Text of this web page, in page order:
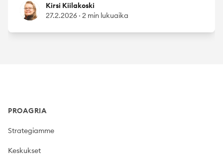
Kirsi Kiilakoski
Kirsi Kiilakoski
27.2.2026 · 2 min lukuaika
PROAGRIA
Strategiamme
Keskukset